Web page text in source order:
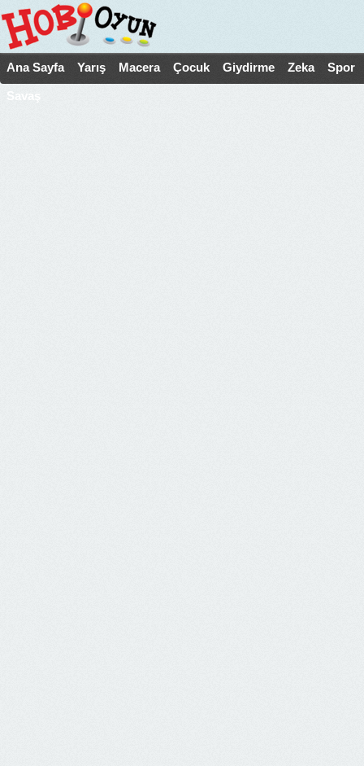
Ana Sayfa Yarış Macera Çocuk Giydirme Zeka Spor